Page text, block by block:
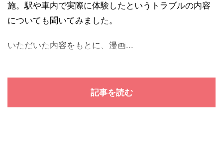
施。駅や車内で実際に体験したというトラブルの内容
についても聞いてみました。
いただいた内容をもとに、漫画...
記事を読む